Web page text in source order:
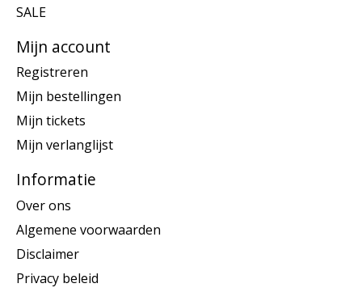
SALE
Mijn account
Registreren
Mijn bestellingen
Mijn tickets
Mijn verlanglijst
Informatie
Over ons
Algemene voorwaarden
Disclaimer
Privacy beleid